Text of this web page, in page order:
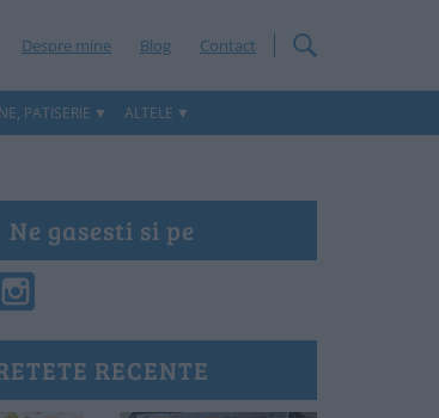
Despre mine Blog Contact
PATISERIE ALTELE
Ne gasesti si pe
RECENTE